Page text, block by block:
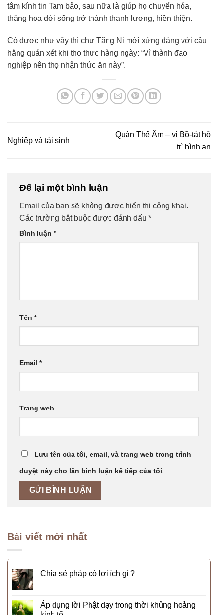
tâm kính tin Tam bảo, sau nữa là giúp họ chuyển hóa,
thăng hoa đời sống trở thành thanh lương, hiền thiện.
Có được như vậy thì chư Tăng Ni mới xứng đáng với câu
hằng quán xét khi thọ thực hàng ngày: “Vì thành đạo
nghiệp nên thọ nhận thức ăn này”.
Nghiệp và tái sinh
Quán Thế Âm – vị Bồ-tát hộ
trì bình an
Để lại một bình luận
Email của bạn sẽ không được hiển thị công khai.
Các trường bắt buộc được đánh dấu *
Bình luận *
Tên *
Email *
Trang web
Lưu tên của tôi, email, và trang web trong trình
duyệt này cho lần bình luận kế tiếp của tôi.
Bài viết mới nhất
Chia sẻ pháp có lợi ích gì ?
Áp dụng lời Phật dạy trong thời khủng hoảng